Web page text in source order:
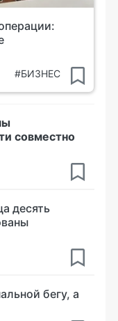
#БИЗНЕС
совместно
десять
бегу, а